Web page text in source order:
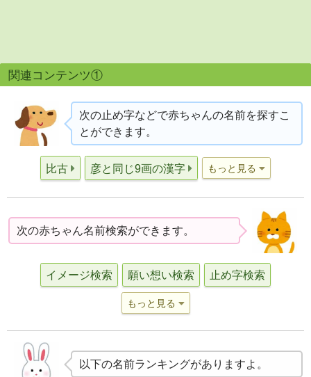
関連コンテンツ①
次の止め字などで赤ちゃんの名前を探すこ
とができます。
比古 彦と同じ9画の漢字 もっと見る
次の赤ちゃん名前検索ができます。
イメージ検索 願い想い検索 止め字検索
もっと見る
以下の名前ランキングがありますよ。